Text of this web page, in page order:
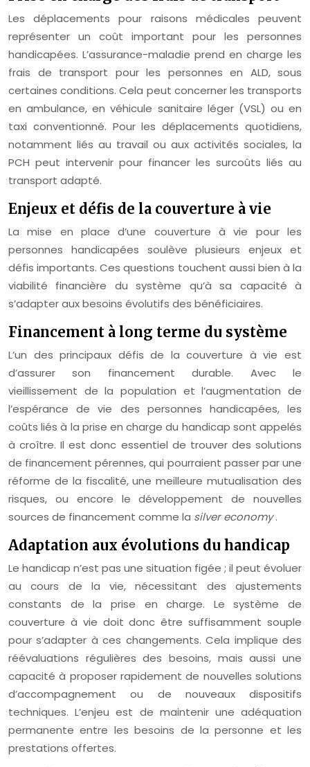
Les déplacements pour raisons médicales peuvent
représenter un coût important pour les personnes
handicapées. L’assurance-maladie prend en charge les
frais de transport pour les personnes en ALD, sous
certaines conditions. Cela peut concerner les transports
en ambulance, en véhicule sanitaire léger (VSL) ou en
taxi conventionné. Pour les déplacements quotidiens,
notamment liés au travail ou aux activités sociales, la
PCH peut intervenir pour financer les surcoûts liés au
transport adapté.
Enjeux et défis de la couverture à vie
La mise en place d’une couverture à vie pour les
personnes handicapées soulève plusieurs enjeux et
défis importants. Ces questions touchent aussi bien à la
viabilité financière du système qu’à sa capacité à
s’adapter aux besoins évolutifs des bénéficiaires.
Financement à long terme du système
L’un des principaux défis de la couverture à vie est
d’assurer son financement durable. Avec le
vieillissement de la population et l’augmentation de
l’espérance de vie des personnes handicapées, les
coûts liés à la prise en charge du handicap sont appelés
à croître. Il est donc essentiel de trouver des solutions
de financement pérennes, qui pourraient passer par une
réforme de la fiscalité, une meilleure mutualisation des
risques, ou encore le développement de nouvelles
sources de financement comme la silver economy.
Adaptation aux évolutions du handicap
Le handicap n’est pas une situation figée ; il peut évoluer
au cours de la vie, nécessitant des ajustements
constants de la prise en charge. Le système de
couverture à vie doit donc être suffisamment souple
pour s’adapter à ces changements. Cela implique des
réévaluations régulières des besoins, mais aussi une
capacité à proposer rapidement de nouvelles solutions
d’accompagnement ou de nouveaux dispositifs
techniques. L’enjeu est de maintenir une adéquation
permanente entre les besoins de la personne et les
prestations offertes.